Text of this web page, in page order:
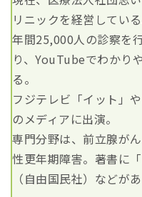
リニックを経営している
年間25,000人の診察を
り、YouTubeでわかり
る。
フジテレビ「イット」
のメディアに出演。
専門分野は、前立腺が
性更年期障害。著書に
（自由国民社）などがあ